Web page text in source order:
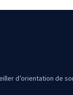
d’orientation de